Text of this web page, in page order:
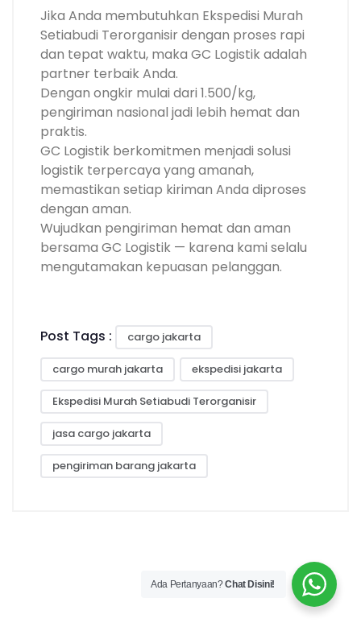
Jika Anda membutuhkan Ekspedisi Murah
Setiabudi Terorganisir dengan proses rapi
dan tepat waktu, maka GC Logistik adalah
partner terbaik Anda.
Dengan ongkir mulai dari 1.500/kg,
pengiriman nasional jadi lebih hemat dan
praktis.
GC Logistik berkomitmen menjadi solusi
logistik terpercaya yang amanah,
memastikan setiap kiriman Anda diproses
dengan aman.
Wujudkan pengiriman hemat dan aman
bersama GC Logistik — karena kami selalu
mengutamakan kepuasan pelanggan.
Post Tags : cargo jakarta
cargo murah jakarta ekspedisi jakarta
Ekspedisi Murah Setiabudi Terorganisir
jasa cargo jakarta
pengiriman barang jakarta
Ada Pertanyaan?Chat Disini!